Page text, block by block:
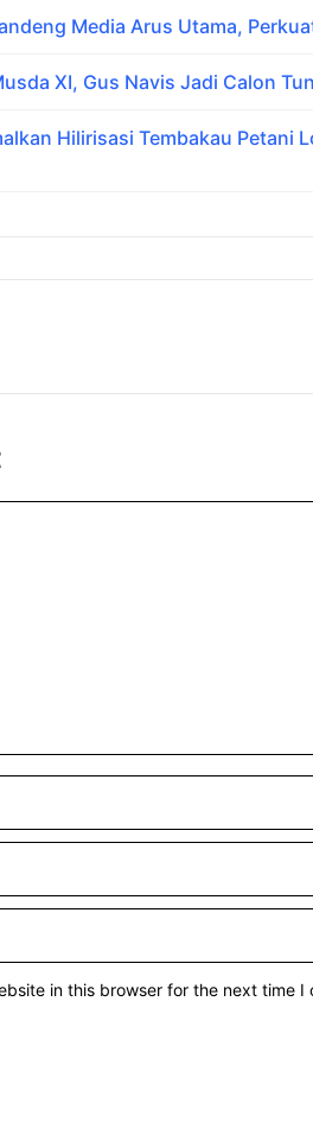
Media Arus Utama,
XI, Gus Navis Jadi Calon
Hilirisasi Tembakau Petani
in this browser for the next time I